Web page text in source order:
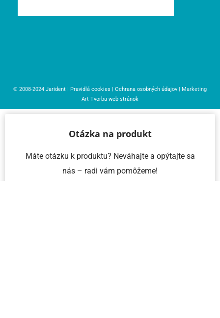
© 2008-2024 Jarident | Pravidlá cookies | Ochrana osobných údajov | Marketing
Art Tvorba web stránok
Otázka na produkt
Máte otázku k produktu? Neváhajte a opýtajte sa
nás – radi vám pomôžeme!